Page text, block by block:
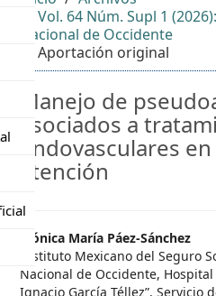
Vol. 64 Núm. Supl 1
Nacional de Occidente
Aportación original
Manejo de
asociados a
endovasculares
atención
Mónica María Páez-Sánchez
Instituto Mexicano del Seguro
Nacional de Occidente, Hospital
Ignacio García Téllez”, Servicio